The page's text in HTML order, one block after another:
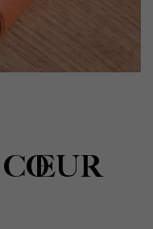
CŒUR